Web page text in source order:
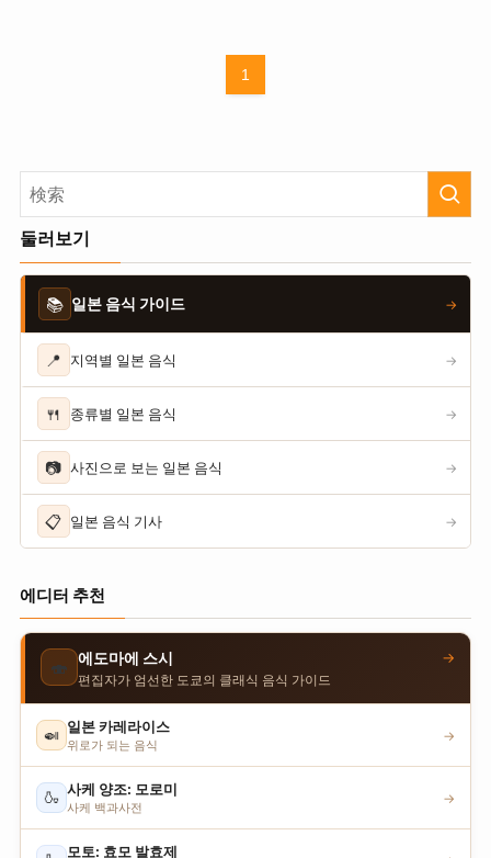
1
둘러보기
📚 일본 음식 가이드 →
📍 지역별 일본 음식 →
🍴 종류별 일본 음식 →
📷 사진으로 보는 일본 음식 →
📋 일본 음식 기사 →
에디터 추천
🍣 에도마에 스시
편집자가 엄선한 도쿄의 클래식 음식 가이드
→
🍛 일본 카레라이스
위로가 되는 음식
→
🍶 사케 양조: 모로미
사케 백과사전
→
모토: 효모 발효제